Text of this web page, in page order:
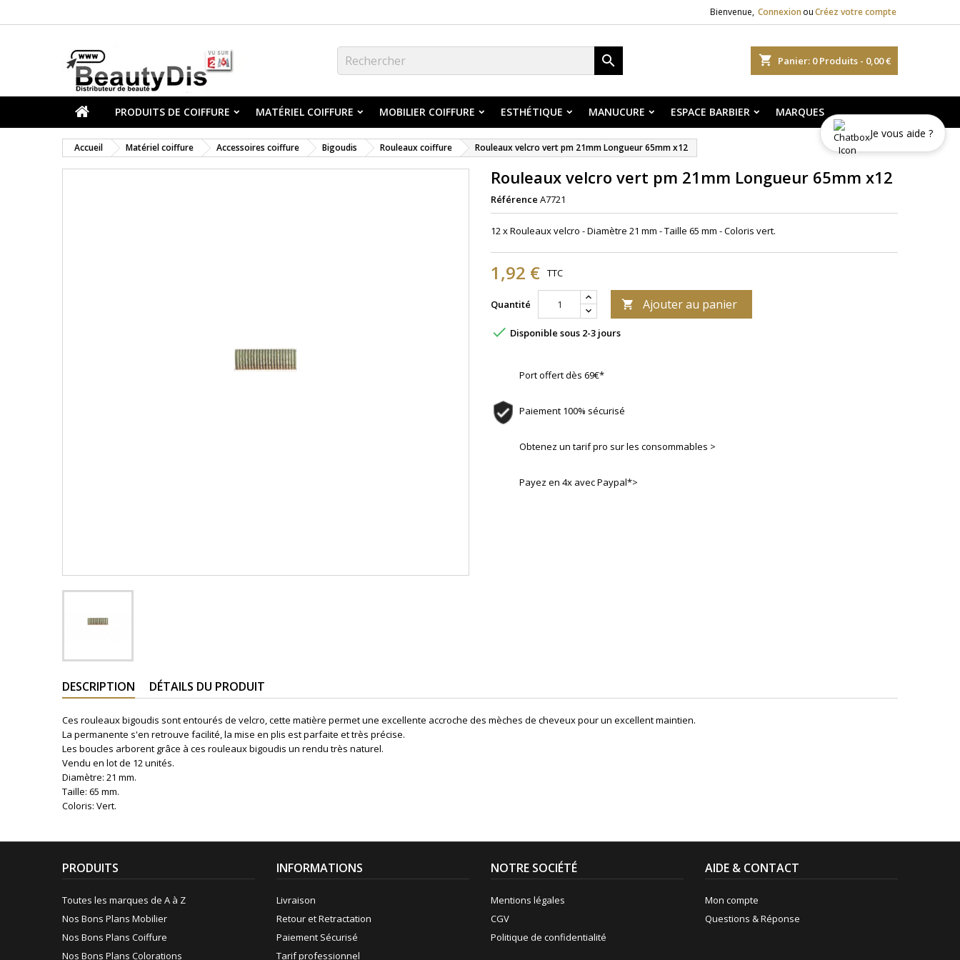
Bienvenue, Connexion ouCréez votre compte
shopping_cart Panier: 0Produits - 0,00 €

PRODUITS DE COIFFURE MATÉRIEL COIFFURE MOBILIER COIFFURE ESTHÉTIQUE MANUCURE ESPACE BARBIER MARQUES
Accueil Matériel coiffure Accessoires coiffure Bigoudis Rouleaux coiffure Rouleaux velcro vert pm 21mm Longueur 65mm x12
Rouleaux velcro vert pm 21mm Longueur 65mm x12
Référence A7721
12 x Rouleaux velcro - Diamètre 21 mm - Taille 65 mm - Coloris vert.
1,92 € TTC
Quantité  Ajouter au panier
 Disponible sous 2-3 jours
Port offert dès 69€*
Paiement 100% sécurisé
Obtenez un tarif pro sur les consommables >
Payez en 4x avec Paypal*>
DESCRIPTION DÉTAILS DU PRODUIT
Ces rouleaux bigoudis sont entourés de velcro, cette matière permetune excellente accroche des mèches de cheveux pour un excellent maintien.
La permanente s'en retrouve facilité, la mise en plis est parfaite et très précise.
Les boucles arborent grâce à ces rouleaux bigoudis un rendu très naturel.
Vendu en lot de 12 unités.
Diamètre: 21 mm.
Taille: 65 mm.
Coloris: Vert.
PRODUITS
Toutes les marques de A à Z
Nos Bons Plans Mobilier
Nos Bons Plans Coiffure
Nos Bons Plans Colorations
INFORMATIONS
Livraison
Retour et Retractation
Paiement Sécurisé
Tarif professionnel
NOTRE SOCIÉTÉ
Mentions légales
CGV
Politique de confidentialité
AIDE & CONTACT
Mon compte
Questions & Réponse
Je vous aide ?